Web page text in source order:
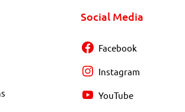
Social Media
Facebook
Instagram
YouTube